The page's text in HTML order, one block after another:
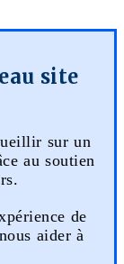
site
sur un
au soutien
de
aider à